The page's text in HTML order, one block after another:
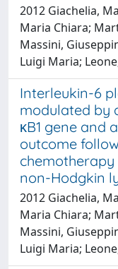
2012 Giachelia,
Maria Chiara;
Massini,
Luigi Maria;
Interleukin-6
modulated by
κB1 gene and
outcome
non-Hodgkin
2012 Giachelia,
Maria Chiara;
Massini,
Luigi Maria;